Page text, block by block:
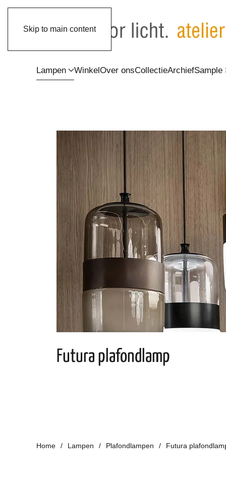
Skip to main content
Lampen WinkelOver onsCollectieArchiefSample
Futura plafondlamp
Home Lampen Plafondlampen Futura